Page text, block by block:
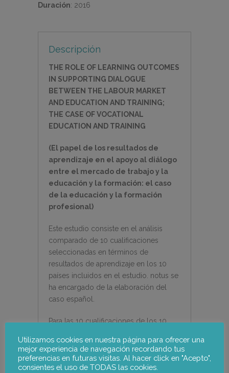
Duración: 2016
Descripción
THE ROLE OF LEARNING OUTCOMES
IN SUPPORTING DIALOGUE
BETWEEN THE LABOUR MARKET
AND EDUCATION AND TRAINING;
THE CASE OF VOCATIONAL
EDUCATION AND TRAINING
(El papel de los resultados de
aprendizaje en el apoyo al diálogo
entre el mercado de trabajo y la
educación y la formación: el caso
de la educación y la formación
profesional)
Este estudio consiste en el análisis
comparado de 10 cualificaciones
seleccionadas en términos de
resultados de aprendizaje en los 10
países incluidos en el estudio. notus se
ha encargado de la elaboración del
caso español.
Para las 10 cualificaciones de los 10
sobre cómo se describen las
cualificaciones en términos de
resultados de aprendizaje (contenido /
Utilizamos cookies en nuestra página para ofrecer una
mejor experiencia de navegación recordando tus
preferencias en futuras visitas. Al hacer click en "Acepto",
consientes el uso de TODAS las cookies.